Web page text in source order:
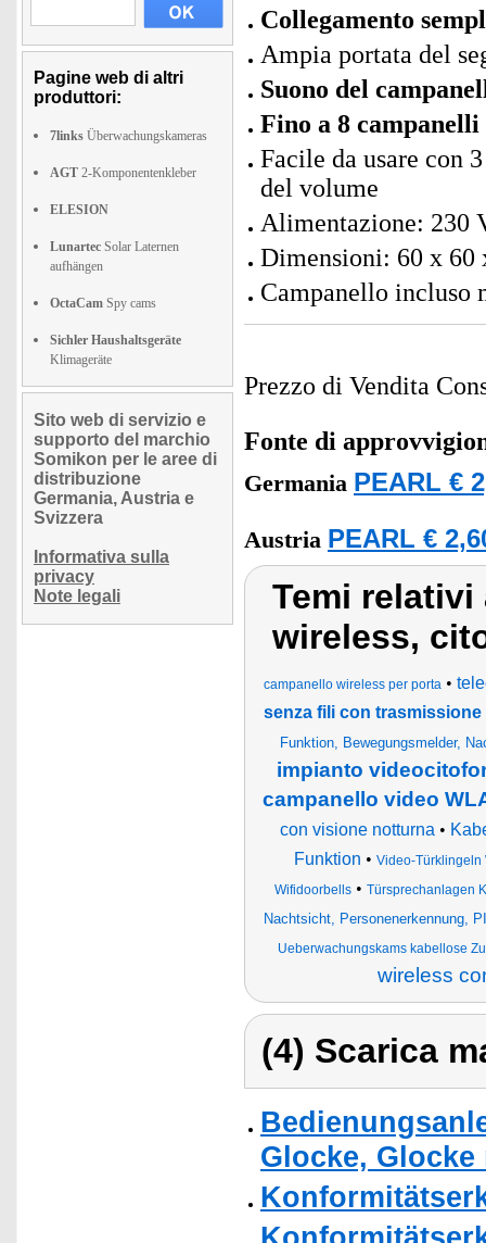
Pagine web di altri
produttori:
7links Überwachungskameras
AGT 2-Komponentenkleber
ELESION
Lunartec Solar Laternen
aufhängen
OctaCam Spy cams
Sichler Haushaltsgeräte
Klimageräte
Sito web di servizio e
supporto del marchio
Somikon per le aree di
distribuzione
Germania, Austria e
Svizzera
Informativa sulla
privacy
Note legali
Collegamento
Ampia portata del
Suono del
Fino a 8
Facile da usare con
del volume
Alimentazione: 230
Dimensioni: 60 x 60
Campanello incluso
Prezzo di Vendita
Fonte di
Germania PEARL €
Austria PEARL €
Temi
wireless,
campanello wireless per porta •
senza fili con trasmissione
Funktion, Bewegungsmelder,
impianto
campanello video
con visione notturna •
Funktion • Video-Türklingeln
Wifidoorbells• Türsprechanlagen
Nachtsicht, Personenerkennung,
Ueberwachungskams kabellose
wireless
(4) Scarica
Glocke,